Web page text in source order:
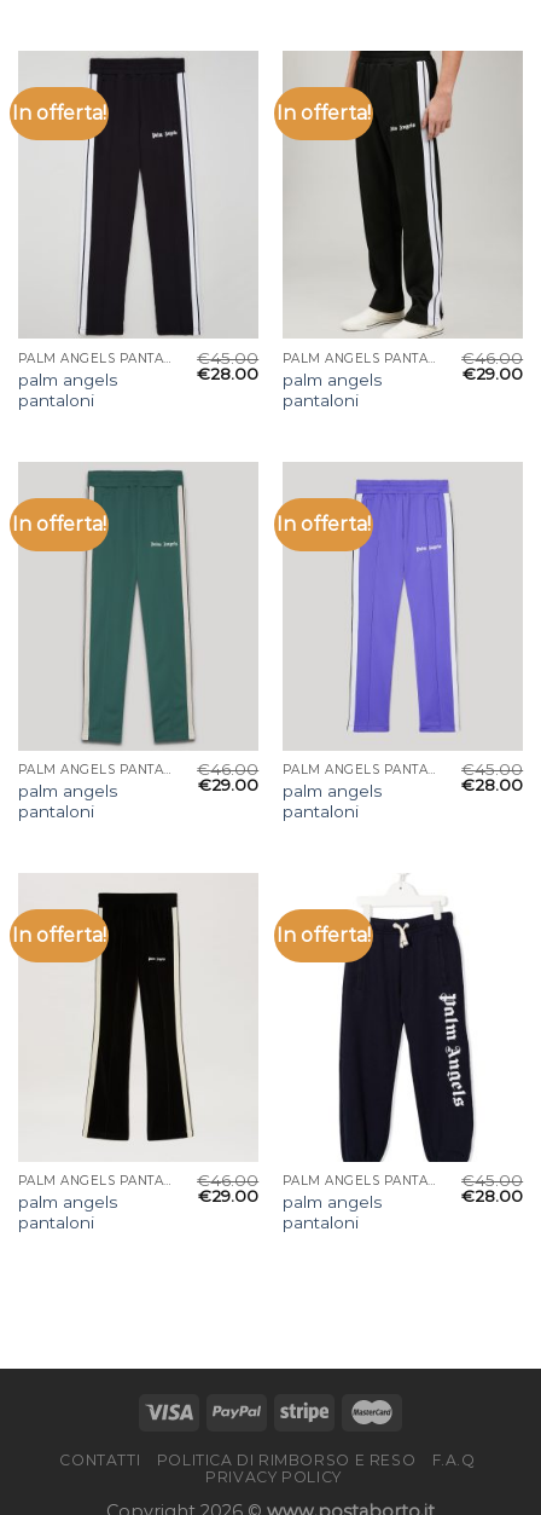
In offerta!
PALM ANGELS PANTALONI
palm angels
pantaloni
€45.00
€28.00
In offerta!
PALM ANGELS PANTALONI
palm angels
pantaloni
€46.00
€29.00
In offerta!
PALM ANGELS PANTALONI
palm angels
pantaloni
€46.00
€29.00
In offerta!
PALM ANGELS PANTALONI
palm angels
pantaloni
€45.00
€28.00
In offerta!
PALM ANGELS PANTALONI
palm angels
pantaloni
€46.00
€29.00
In offerta!
PALM ANGELS PANTALONI
palm angels
pantaloni
€45.00
€28.00
CONTATTI POLITICA DI RIMBORSO E RESO
F.A.Q
PRIVACY POLICY